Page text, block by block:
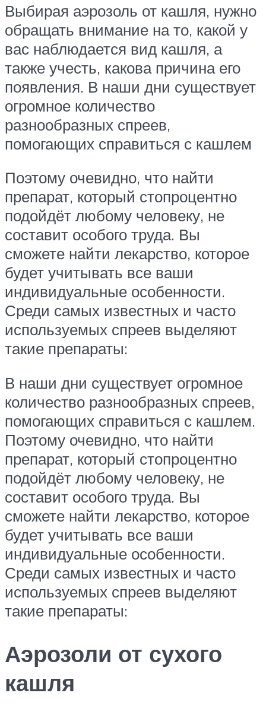
Выбирая аэрозоль от кашля, нужно
обращать внимание на то, какой у
вас наблюдается вид кашля, а
также учесть, какова причина его
появления. В наши дни существует
огромное количество
разнообразных спреев,
помогающих справиться с кашлем
Поэтому очевидно, что найти
препарат, который стопроцентно
подойдёт любому человеку, не
составит особого труда. Вы
сможете найти лекарство, которое
будет учитывать все ваши
индивидуальные особенности.
Среди самых известных и часто
используемых спреев выделяют
такие препараты:
В наши дни существует огромное
количество разнообразных спреев,
помогающих справиться с кашлем.
Поэтому очевидно, что найти
препарат, который стопроцентно
подойдёт любому человеку, не
составит особого труда. Вы
сможете найти лекарство, которое
будет учитывать все ваши
индивидуальные особенности.
Среди самых известных и часто
используемых спреев выделяют
такие препараты:
Аэрозоли от сухого
кашля